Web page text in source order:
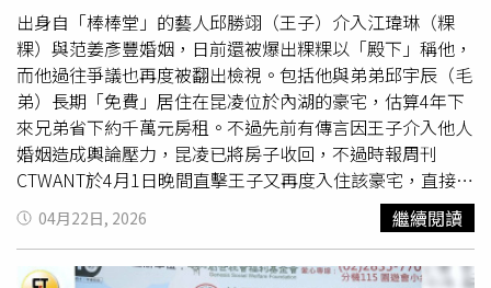
出身自「棒棒堂」的藝人邱勝翊（王子）介入江瑋琳（粿
粿）與范姜彥豐婚姻，日前還被爆出粿粿以「殿下」稱他，
而他過往爭議也再度被翻出檢視。包括他與弟弟邱宇辰（毛
弟）長期「免費」居住在昆凌位於內湖的豪宅，估算4年下
來兄弟省下約千萬元房租。不過先前有傳言因王子介入他人
婚姻造成輿論壓力，昆凌已將房子收回，不過時報周刊
CTWANT於4月1日晚間直擊王子又再度入住該豪宅，直接證
明他已搬出該處的傳聞並非真實。此外，王子過去赴美遊樂
也被曾爆出是「談贊助費」。對於一連串負面新聞，王子所
屬經紀公司喜鵲娛樂則低調回應，強調目前網路充斥不實訊
04月22日, 2026 繼續閱讀